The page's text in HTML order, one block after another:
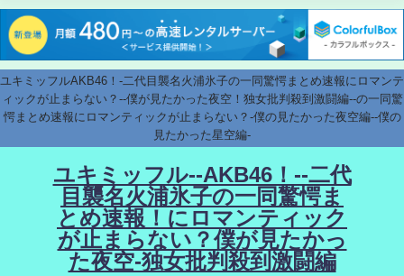
ユキミッフルAKB46！-二代目襲名火浦氷子の一同驚愕まとめ速報にロマンテ
ィックが止まらない？--僕が見たかった夜空！独女批判殺到激闘編--の一同驚
愕まとめ速報にロマンティックが止まらない？-僕の見たかった夜空編--僕の
見たかった星空編-
ユキミッフル--AKB46！--二代
目襲名火浦氷子の一同驚愕ま
とめ速報！にロマンティック
が止まらない？僕が見たかっ
た夜空-独女批判殺到激闘編